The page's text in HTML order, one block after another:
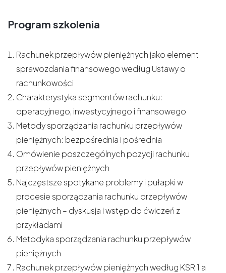
Program szkolenia
Rachunek przepływów pieniężnych jako element
sprawozdania finansowego według Ustawy o
rachunkowości
Charakterystyka segmentów rachunku:
operacyjnego, inwestycyjnego i finansowego
Metody sporządzania rachunku przepływów
pieniężnych: bezpośrednia i pośrednia
Omówienie poszczególnych pozycji rachunku
przepływów pieniężnych
Najczęstsze spotykane problemy i pułapki w
procesie sporządzania rachunku przepływów
pieniężnych – dyskusja i wstęp do ćwiczeń z
przykładami
Metodyka sporządzania rachunku przepływów
pieniężnych
Rachunek przepływów pieniężnych według KSR 1 a